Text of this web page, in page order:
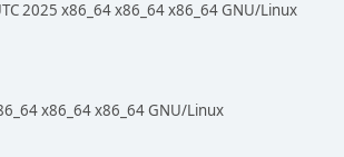
2025 x86_64 x86_64 x86_64 GNU/Linux
x86_64 x86_64 GNU/Linux